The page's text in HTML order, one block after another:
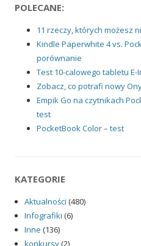
POLECANE:
11 rzeczy, których możesz
Kindle Paperwhite 4 vs.
porównanie
Test 10-calowego tabletu E-
Zobacz, co potrafi nowy
Empik Go na czytnikach
test
PocketBook Color – test
KATEGORIE
Aktualności (480)
Infografiki (6)
Inne (136)
konkursy(2)